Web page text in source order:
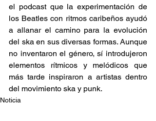
el podcast que la experimentación de
los Beatles con ritmos caribeños ayudó
a allanar el camino para la evolución
del ska en sus diversas formas. Aunque
no inventaron el género, sí introdujeron
elementos rítmicos y melódicos que
más tarde inspiraron a artistas dentro
del movimiento ska y punk.
Noticia